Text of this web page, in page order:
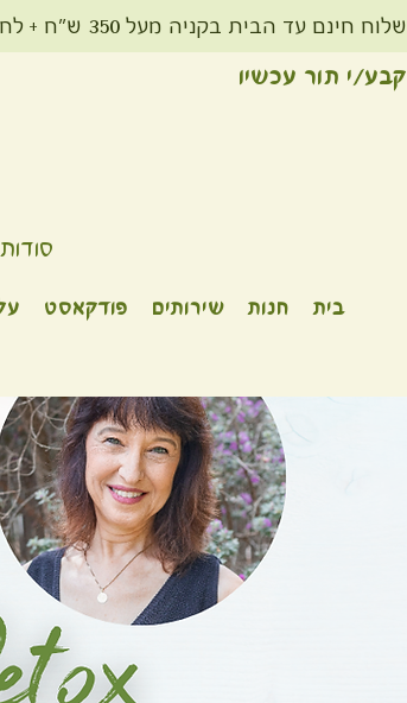
קבע/י תור עכשיו
בית חנות שירותים פודקאסט